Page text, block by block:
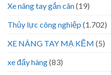
Xe nâng tay gắn cân(19)
Thủy lực công nghiệp (1.702)
XE NÂNG TAY MẠ KẼM (5)
xe đẩy hàng(83)